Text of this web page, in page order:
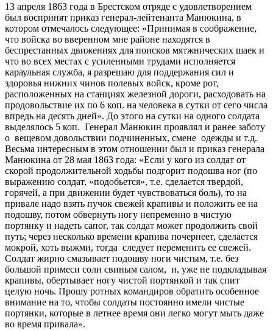
13 апреля 1863 года в Брестском отряде с удовлетворением
был воспринят приказ генерал-лейтенанта Манюкина, в
котором отмечалось следующее: «Принимая в соображение,
что войска во вверенном мне районе находятся в
беспрестанных движениях для поисков мятжнических шаек и
что во всех местах с усиленными трудами исполняется
караульная служба, я разрешаю для поддержания сил и
здоровья нижних чинов полевых войск, кроме рот,
расположенных на станциях железной дороги, расходовать на
продовольствие их по 6 коп. на человека в сутки от сего числа
впредь на десять дней». До этого на сутки на одного солдата
выделялось 5 коп. Генерал Манюкин проявлял и ранее заботу
о вещевом довольствии подчиненных, смене одежды и т.д.
Весьма интересным в этом отношении был и приказ генерала
Манюкина от 28 мая 1863 года: «Если у кого из солдат от
скорой продолжительной ходьбы подгорит подошва ног (по
выражению солдат, «подобьется», т.е. сделается твердой,
горячей, а при движении будет чувствоваться боль), то на
привале надо взять пучок свежей крапивы и положить ее на
подошву, потом обвернуть ногу непременно в чистую
портянку и надеть сапог, так солдат может продолжить свой
путь; через несколько времени крапива почернеет, сделается
мокрой, хоть выжми, тогда следует переменить ее свежей.
Солдат жирно смазывает подошву ноги чистым, т.е. без
большой примеси соли свиным салом, и, уже не подкладывая
крапивы, обертывает ногу чистой портянкой и так спит
целую ночь. Прошу ротных командиров обратить особенное
внимание на то, чтобы солдаты постоянно имели чистые
портянки, которые в летнее время они легко могут мыть даже
во время привала».